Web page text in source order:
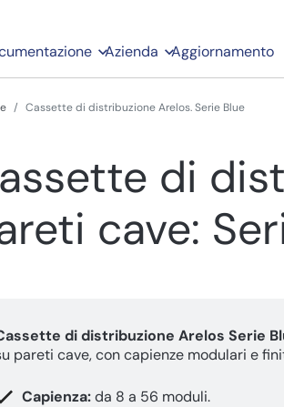
Azienda Aggiornamento
Cassette di distribuzione Arelos. Serie Blue
di
cave:
di distribuzione Arelos Serie
pareti cave, con capienze modulari e
Capienza:da 8 a 56 moduli.